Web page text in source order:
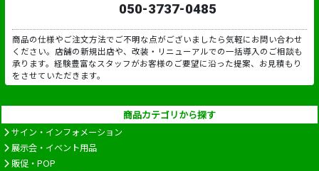
050-3737-0485
商品の仕様やご注文方法でご不明な点がございましたら気軽にお問い合わせ
ください。店舗の新規出店や、改装・リニューアルでの一括導入のご相談も
承ります。経験豊富なスタッフがお客様のご要望に沿った提案、お見積もり
をさせていただきます。
商品カテゴリから探す
サイン・インフォメーション
展示会・イベント用品
販促・POP